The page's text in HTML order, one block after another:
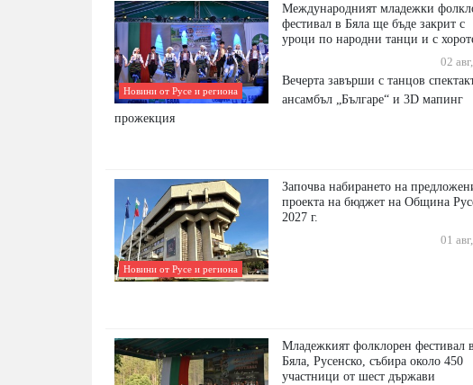
Новини от Русе и региона
Международният младежки
фестивал в Бяла ще бъде закрит с
уроци по народни танци и с
02
Вечерта завърши с танцов
ансамбъл „Българе“ и 3D мапинг
прожекция
Новини от Русе и региона
Започва набирането на
проекта на бюджет на Община
2027 г.
01
Младежкият фолклорен фестивал в
Бяла, Русенско, събира около 450
участници от шест държави